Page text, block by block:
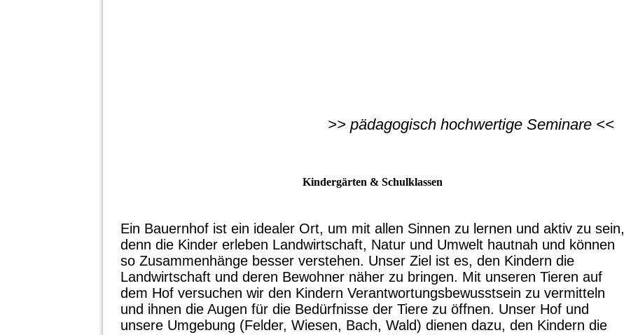
>> pädagogisch hochwertige Seminare <<
Kindergärten & Schulklassen
Ein Bauernhof ist ein idealer Ort, um mit allen Sinnen zu lernen und aktiv zu sein,
denn die Kinder erleben Landwirtschaft, Natur und Umwelt hautnah und können
so Zusammenhänge besser verstehen. Unser Ziel ist es, den Kindern die
Landwirtschaft und deren Bewohner näher zu bringen. Mit unseren Tieren auf
dem Hof versuchen wir den Kindern Verantwortungsbewusstsein zu vermitteln
und ihnen die Augen für die Bedürfnisse der Tiere zu öffnen. Unser Hof und
unsere Umgebung (Felder, Wiesen, Bach, Wald) dienen dazu, den Kindern die